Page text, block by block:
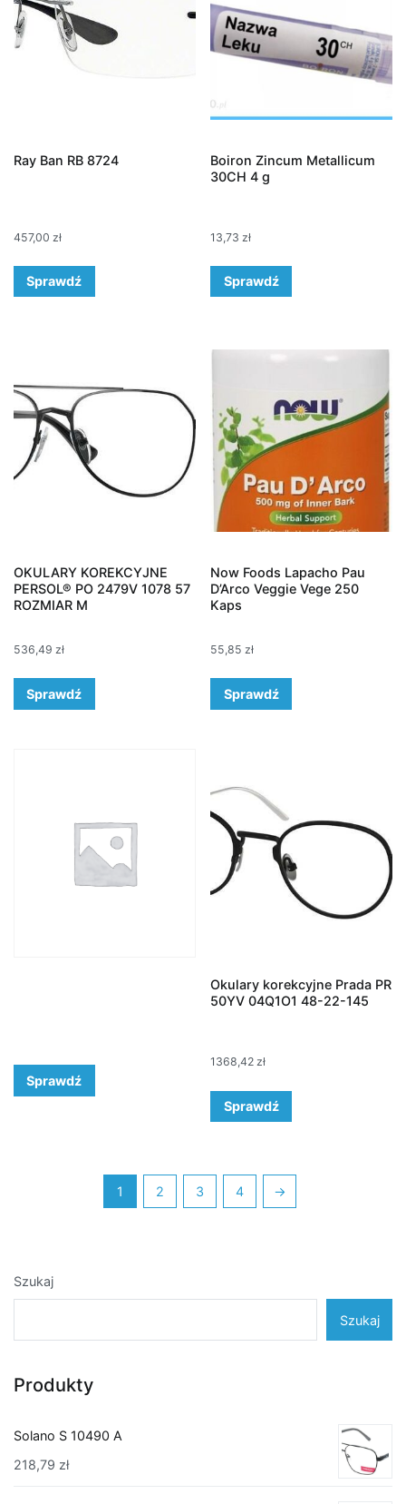
Ray Ban RB 8724
457,00 zł
Sprawdź
Boiron Zincum Metallicum
30CH 4 g
13,73 zł
Sprawdź
OKULARY KOREKCYJNE
PERSOL® PO 2479V 1078 57
ROZMIAR M
536,49 zł
Sprawdź
Now Foods Lapacho Pau
D’Arco Veggie Vege 250
Kaps
55,85 zł
Sprawdź
Sprawdź
Okulary korekcyjne Prada PR
50YV 04Q1O1 48-22-145
1368,42zł
Sprawdź
1 2 3 4 →
Szukaj
Szukaj
Produkty
Solano S 10490 A
218,79 zł